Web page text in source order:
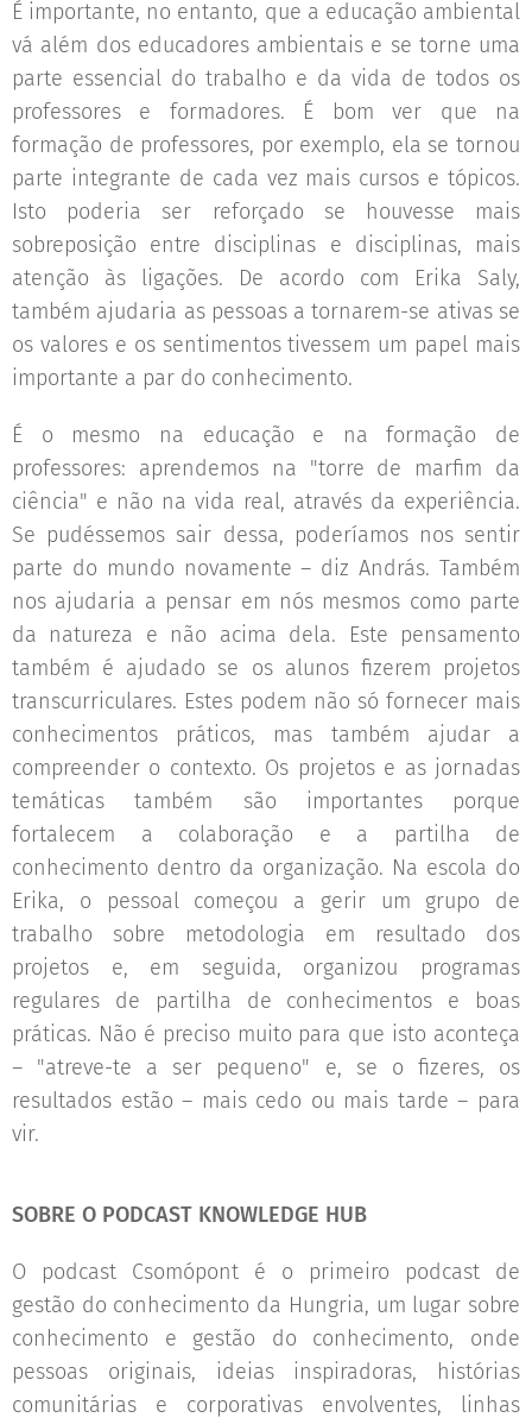
É importante, no entanto, que a educação ambiental
vá além dos educadores ambientais e se torne uma
parte essencial do trabalho e da vida de todos os
professores e formadores. É bom ver que na
formação de professores, por exemplo, ela se tornou
parte integrante de cada vez mais cursos e tópicos.
Isto poderia ser reforçado se houvesse mais
sobreposição entre disciplinas e disciplinas, mais
atenção às ligações. De acordo com Erika Saly,
também ajudaria as pessoas a tornarem-se ativas se
os valores e os sentimentos tivessem um papel mais
importante a par do conhecimento.
É o mesmo na educação e na formação de
professores: aprendemos na "torre de marfim da
ciência" e não na vida real, através da experiência.
Se pudéssemos sair dessa, poderíamos nos sentir
parte do mundo novamente – diz András. Também
nos ajudaria a pensar em nós mesmos como parte
da natureza e não acima dela. Este pensamento
também é ajudado se os alunos fizerem projetos
transcurriculares. Estes podem não só fornecer mais
conhecimentos práticos, mas também ajudar a
compreender o contexto. Os projetos e as jornadas
temáticas também são importantes porque
fortalecem a colaboração e a partilha de
conhecimento dentro da organização. Na escola do
Erika, o pessoal começou a gerir um grupo de
trabalho sobre metodologia em resultado dos
projetos e, em seguida, organizou programas
regulares de partilha de conhecimentos e boas
práticas. Não é preciso muito para que isto aconteça
– "atreve-te a ser pequeno" e, se o fizeres, os
resultados estão – mais cedo ou mais tarde – para
vir.
SOBRE O PODCAST KNOWLEDGE HUB
O podcast Csomópont é o primeiro podcast de
gestão do conhecimento da Hungria, um lugar sobre
conhecimento e gestão do conhecimento, onde
pessoas originais, ideias inspiradoras, histórias
comunitárias e corporativas envolventes, linhas